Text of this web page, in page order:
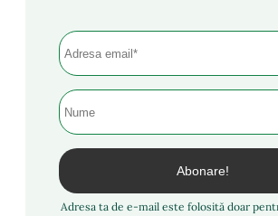
Adresa ta de e-mail este folosită doar